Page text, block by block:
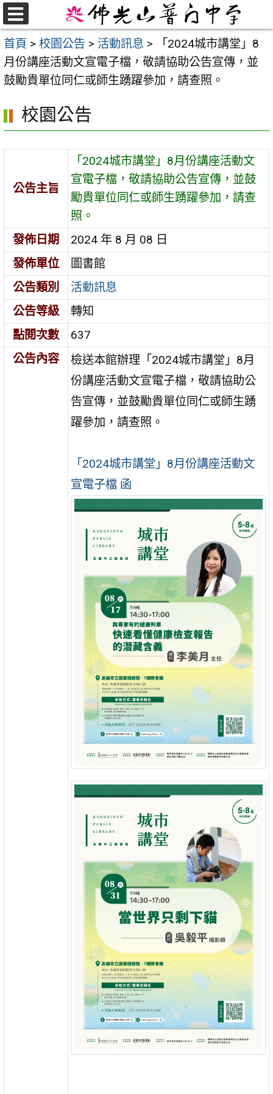
跳
至
主
要
內
首頁 > 校園公告 > 活動訊息 >
「2024城市講堂」8
月份講座活動文宣電子檔，敬請協助公告宣傳，並
鼓勵貴單位同仁或師生踴躍參加，請查照。
校園公告
公告主旨
「2024城市講堂」8月份講座活動文
宣電子檔，敬請協助公告宣傳，並鼓
勵貴單位同仁或師生踴躍參加，請查
照。
發佈日期
2024 年 8 月 08 日
發佈單位
圖書館
公告類別
活動訊息
公告等級
轉知
點閱次數
637
公告內容
檢送本館辦理「2024城市講堂」8月
份講座活動文宣電子檔，敬請協助公
告宣傳，並鼓勵貴單位同仁或師生踴
躍參加，請查照。
「2024城市講堂」8月份講座活動文
宣電子檔 函
選
單